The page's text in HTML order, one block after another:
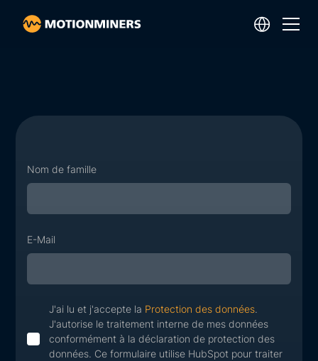
Nom de famille
E-Mail
J'ai lu et j'accepte la Protection des données.
J'autorise le traitement interne de mes données
conformément à la déclaration de protection des
données. Ce formulaire utilise HubSpot pour traiter